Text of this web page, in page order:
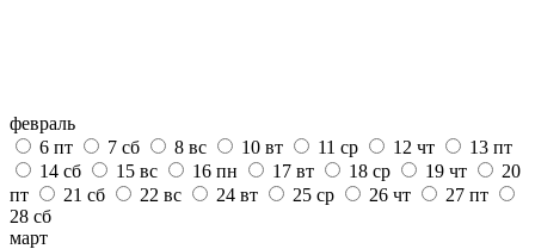
февраль
6 пт 7 сб 8 вс 10 вт 11 ср 12 чт 13 пт
14 сб 15 вс 16 пн 17 вт 18 ср 19 чт
20
пт
21 сб 22 вс 24 вт 25 ср 26 чт 27 пт
28 сб
март